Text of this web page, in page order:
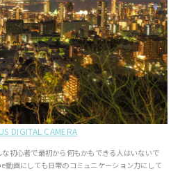
DIGITAL CAMERA
初心者で最初から何もかもできる人はいないで
動画にしても日常のコミュニケーション力にして